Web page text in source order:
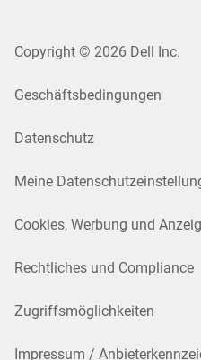
Copyright © 2026 Dell Inc.
Geschäftsbedingungen
Datenschutz
Meine
Cookies, Werbung und
Rechtliches und Compliance
Zugriffsmöglichkeiten
Impressum /